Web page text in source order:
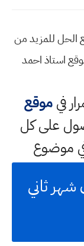
الحل للمزيد من
استاذ احمد
فيموقع
على كل
موضوع
ثاني